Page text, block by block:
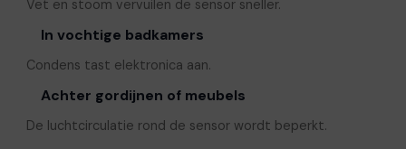
Vet en stoom vervuilen de sensor sneller.
In vochtige badkamers
Condens tast elektronica aan.
Achter gordijnen of meubels
De luchtcirculatie rond de sensor wordt beperkt.